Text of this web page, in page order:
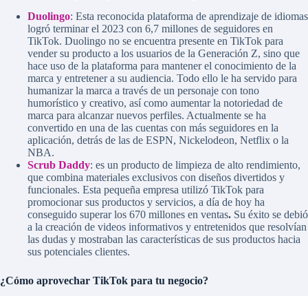
Duolingo: Esta reconocida plataforma de aprendizaje de idiomas
logró terminar el 2023 con 6,7 millones de seguidores en
TikTok. Duolingo no se encuentra presente en TikTok para
vender su producto a los usuarios de la Generación Z, sino que
hace uso de la plataforma para mantener el conocimiento de la
marca y entretener a su audiencia. Todo ello le ha servido para
humanizar la marca a través de un personaje con tono
humorístico y creativo, así como aumentar la notoriedad de
marca para alcanzar nuevos perfiles. Actualmente se ha
convertido en una de las cuentas con más seguidores en la
aplicación, detrás de las de ESPN, Nickelodeon, Netflix o la
NBA.
Scrub Daddy: es un producto de limpieza de alto rendimiento,
que combina materiales exclusivos con diseños divertidos y
funcionales. Esta pequeña empresa utilizó TikTok para
promocionar sus productos y servicios, a día de hoy ha
conseguido superar los 670 millones en ventas. Su éxito se debió
a la creación de videos informativos y entretenidos que resolvían
las dudas y mostraban las características de sus productos hacia
sus potenciales clientes.
¿Cómo aprovechar TikTok para tu negocio?